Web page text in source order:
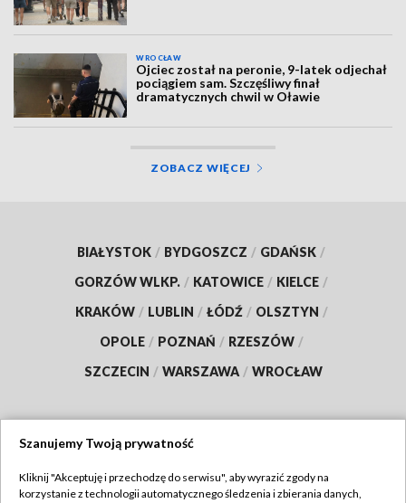
WROCŁAW
Ojciec został na peronie, 9-latek odjechał
pociągiem sam. Szczęśliwy finał
dramatycznych chwil w Oławie
ZOBACZ WIĘCEJ
BIAŁYSTOK / BYDGOSZCZ / GDAŃSK /
GORZÓW WLKP. / KATOWICE / KIELCE /
KRAKÓW / LUBLIN / ŁÓDŹ / OLSZTYN /
OPOLE / POZNAŃ / RZESZÓW /
SZCZECIN / WARSZAWA / WROCŁAW
TVP
Szanujemy Twoją prywatność
Kliknij "Akceptuję i przechodzę do serwisu", aby wyrazić zgody na
korzystanie z technologii automatycznego śledzenia i zbierania danych,